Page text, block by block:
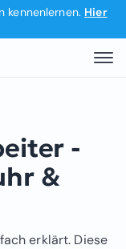
kennenlernen. Hier
-
&
erklärt. Diese